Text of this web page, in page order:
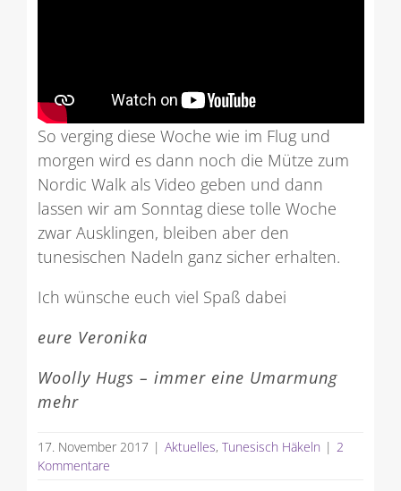
So verging diese Woche wie im Flug und
morgen wird es dann noch die Mütze zum
Nordic Walk als Video geben und dann
lassen wir am Sonntag diese tolle Woche
zwar Ausklingen, bleiben aber den
tunesischen Nadeln ganz sicher erhalten.
Ich wünsche euch viel Spaß dabei
eure Veronika
Woolly Hugs – immer eine Umarmung
mehr
17. November 2017 | Aktuelles, Tunesisch Häkeln | 2
Kommentare